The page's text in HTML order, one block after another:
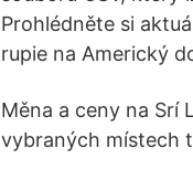
Prohlédněte si
rupie na Americký
Měna a ceny na Srí
vybraných místech